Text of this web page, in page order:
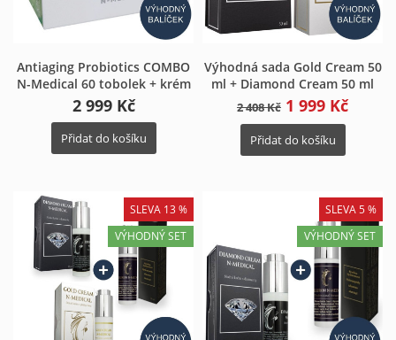
Antiaging Probiotics COMBO
N-Medical 60 tobolek + krém
2 999 Kč
Přidat do košíku
Výhodná sada Gold Cream 50
ml + Diamond Cream 50 ml
2 408 Kč 1 999 Kč
Přidat do košíku
SLEVA 13 %
VÝHODNÝ SET
SLEVA 5 %
VÝHODNÝ SET